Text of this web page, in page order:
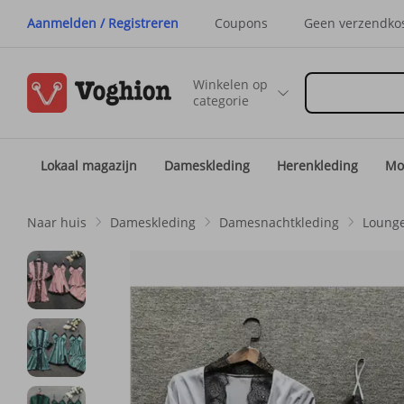
Aanmelden / Registreren Coupons Geen
Winkelen op
categorie
Lokaal magazijn Dameskleding Herenkleding
Naar huis Dameskleding Damesnachtkleding